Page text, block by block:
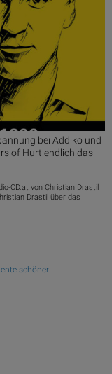
bei Addiko und
of Hurt endlich das
CD.at von Christian Drastil
Drastil über das
schöner